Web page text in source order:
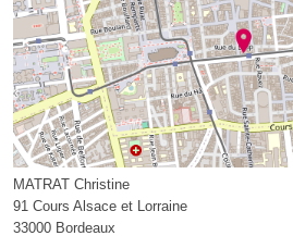
MATRAT Christine
91 Cours Alsace et Lorraine
33000 Bordeaux